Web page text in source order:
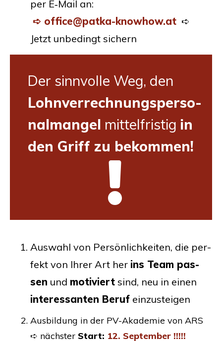
per E‑Mail an:
➪ office@patka-knowhow.at ➪
Jetzt unbe­dingt sichern
Der sinn­vol­le Weg, den
Lohn­ver­rech­nungs­per­so­
nal­man­gel mit­tel­fris­tig in
den Griff zu bekommen!
Aus­wahl von Per­sön­lich­kei­ten, die per­
fekt von Ihrer Art her ins Team pas­
sen und moti­viert sind, neu in einen
inter­es­san­ten Beruf einzusteigen
Aus­bil­dung in der PV-Aka­de­mie von ARS
➪ nächs­ter Start: 12. Sep­tem­ber !!!!!